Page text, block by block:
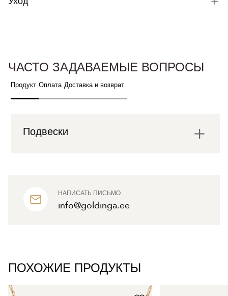
НАПИСАТЬ ПИСЬМО
info@goldinga.ee
ЧАСТО ЗАДАВАЕМЫЕ ВОПРОСЫ
Продукт Оплата Доставка и возврат
Подвески
ПОХОЖИЕ ПРОДУКТЫ